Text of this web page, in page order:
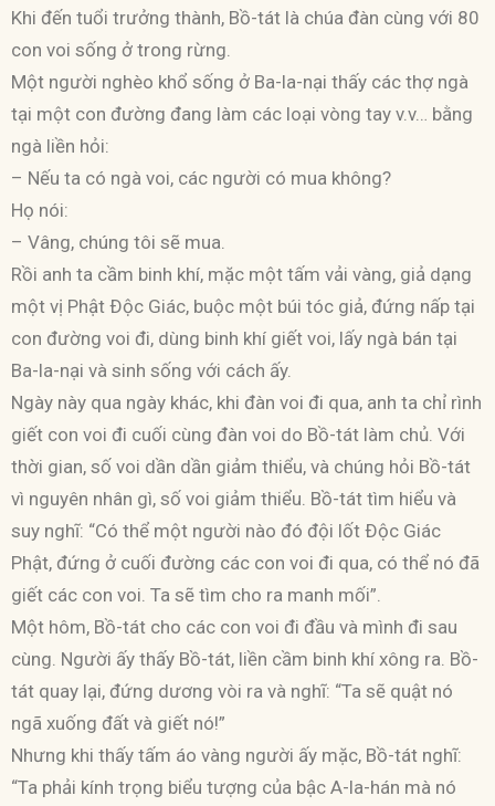
Khi đến tuổi trưởng thành, Bồ-tát là chúa đàn cùng với 80
con voi sống ở trong rừng.
Một người nghèo khổ sống ở Ba-la-nại thấy các thợ ngà
tại một con đường đang làm các loại vòng tay v.v… bằng
ngà liền hỏi:
– Nếu ta có ngà voi, các người có mua không?
Họ nói:
– Vâng, chúng tôi sẽ mua.
Rồi anh ta cầm binh khí, mặc một tấm vải vàng, giả dạng
một vị Phật Ðộc Giác, buộc một búi tóc giả, đứng nấp tại
con đường voi đi, dùng binh khí giết voi, lấy ngà bán tại
Ba-la-nại và sinh sống với cách ấy.
Ngày này qua ngày khác, khi đàn voi đi qua, anh ta chỉ rình
giết con voi đi cuối cùng đàn voi do Bồ-tát làm chủ. Với
thời gian, số voi dần dần giảm thiểu, và chúng hỏi Bồ-tát
vì nguyên nhân gì, số voi giảm thiểu. Bồ-tát tìm hiểu và
suy nghĩ: “Có thể một người nào đó đội lốt Ðộc Giác
Phật, đứng ở cuối đường các con voi đi qua, có thể nó đã
giết các con voi. Ta sẽ tìm cho ra manh mối”.
Một hôm, Bồ-tát cho các con voi đi đầu và mình đi sau
cùng. Người ấy thấy Bồ-tát, liền cầm binh khí xông ra. Bồ-
tát quay lại, đứng dương vòi ra và nghĩ: “Ta sẽ quật nó
ngã xuống đất và giết nó!”
Nhưng khi thấy tấm áo vàng người ấy mặc, Bồ-tát nghĩ:
“Ta phải kính trọng biểu tượng của bậc A-la-hán mà nó